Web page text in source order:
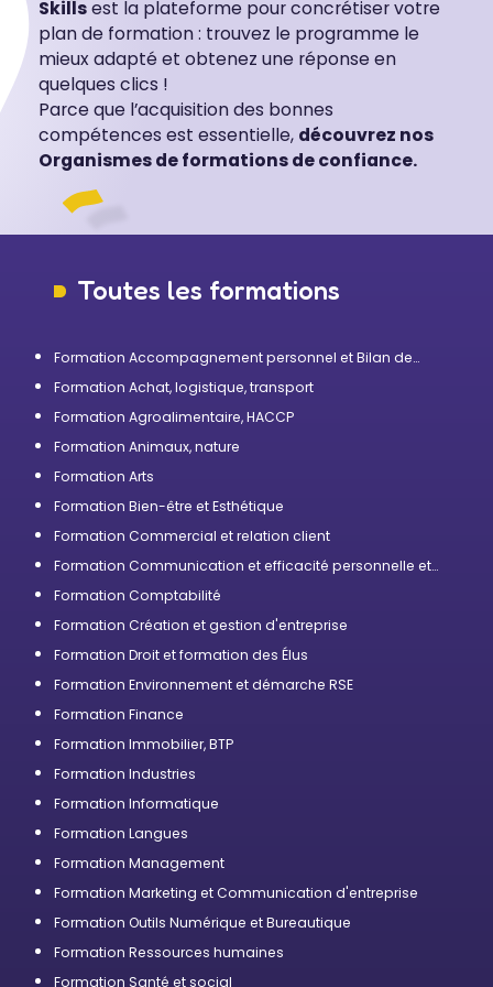
Skillsest la plateforme pour concrétiser votre
plan de formation : trouvez le programme le
mieux adapté et obtenez une réponse en
quelques clics !
Parce que l’acquisition des bonnes
compétences est essentielle, découvrez nos
Organismes de formations de confiance.
Toutes les formations
Formation Accompagnement personnel et Bilan de
Formation Achat, logistique, transport
Formation Agroalimentaire, HACCP
Formation Animaux, nature
Formation Arts
Formation Bien-être et Esthétique
Formation Commercial et relation client
Formation Communication et efficacité personnelle et
Formation Comptabilité
Formation Création et gestion d'entreprise
Formation Droit et formation des Élus
Formation Environnement et démarche RSE
Formation Finance
Formation Immobilier, BTP
Formation Industries
Formation Informatique
Formation Langues
Formation Management
Formation Marketing et Communication d'entreprise
Formation Outils Numérique et Bureautique
Formation Ressources humaines
Formation Santé et social